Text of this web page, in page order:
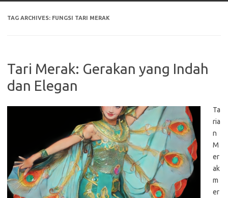
TAG ARCHIVES: FUNGSI TARI MERAK
Tari Merak: Gerakan yang Indah
dan Elegan
Ta
ria
n
M
er
ak
m
er